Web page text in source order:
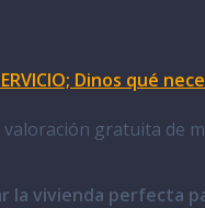
Dinos qué
gratuita de
la vivienda perfecta